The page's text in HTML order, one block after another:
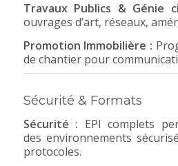
Travaux Publics & Génie
ouvrages d’art, réseaux,
Promotion Immobilière :
de chantier pour
Sécurité & Formats
Sécurité : EPI complets
des environnements
protocoles.